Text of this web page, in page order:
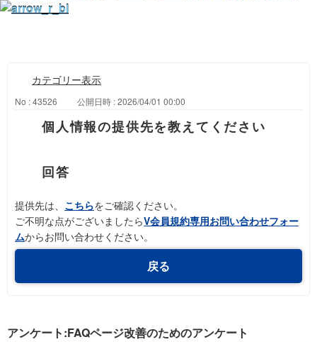
カテゴリー表示
No : 43526 公開日時 : 2026/04/01 00:00
個人情報の提供先を教えてください
提供先は、 こちらをご確認ください。
ご不明な点がございましたらV会員規約専用お問い合わせフォー
ムからお問い合わせください。
戻る
アンケート:FAQページ改善のためのアンケート